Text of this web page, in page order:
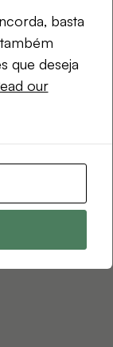
basta
que deseja
our